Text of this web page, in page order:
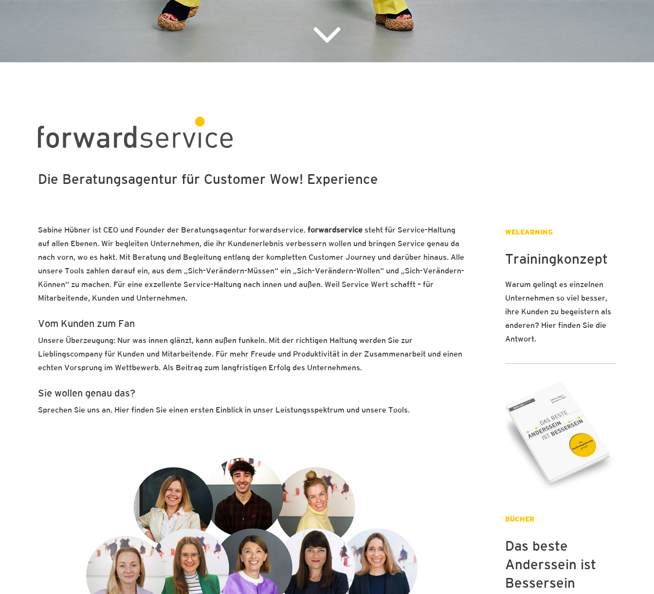
Die Beratungsagentur für Customer Wow! Experience
Sabine Hübner ist CEO und Founder der Beratungsagentur forwardservice. forwardservice steht für Service-Haltung
auf allen Ebenen. Wir begleiten Unternehmen, die ihr Kundenerlebnis verbessern wollen und bringen Service genau da
nach vorn, wo es hakt. Mit Beratung und Begleitung entlang der kompletten Customer Journey und darüber hinaus. Alle
unsere Tools zahlen darauf ein, aus dem „Sich-Verändern-Müssen“ ein „Sich-Verändern-Wollen“ und „Sich-Verändern-
Können“ zu machen. Für eine exzellente Service-Haltung nach innen und außen. Weil Service Wert schafft – für
Mitarbeitende, Kunden und Unternehmen.
Vom Kunden zum Fan
Unsere Überzeugung: Nur was innen glänzt, kann außen funkeln. Mit der richtigen Haltung werden Sie zur
Lieblingscompany für Kunden und Mitarbeitende. Für mehr Freude und Produktivität in der Zusammenarbeit und einen
echten Vorsprung im Wettbewerb. Als Beitrag zum langfristigen Erfolg des Unternehmens.
Sie wollen genau das?
Sprechen Sie uns an. Hier finden Sie einen ersten Einblick in unser Leistungsspektrum und unsere Tools.
WELEARNING
Trainingkonzept
Warum gelingt es einzelnen
Unternehmen so viel besser,
ihre Kunden zu begeistern als
anderen? Hier finden Sie die
Antwort.
BÜCHER
Das beste
Anderssein ist
Bessersein